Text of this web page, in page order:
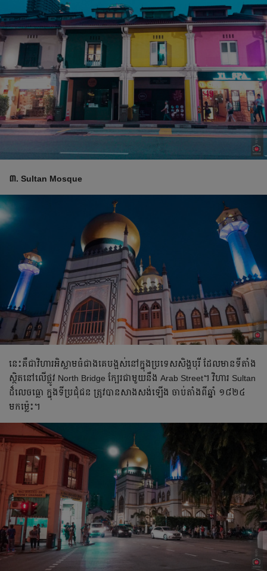
៣​. Sultan Mosque
នេះ​គឺ​ជា​វិហារ​អិស្លាម​​ធំ​ជាង​គេ​បង្អស់​នៅ​ក្នុង​ប្រទេស​សិង្ហបុរី ដែល​មាន​ទីតាំង​
ស្ថិត​នៅ​លើ​ផ្លូវ North Bridge ក្បែរ​ជាមួយ​​នឹង​ Arab Street។ វិហារ Sultan
ដ៏​លេច​ធ្លោ ក្នុង​​​ទីប្រជុំជន ត្រូវ​បាន​សាង​សង់​ឡើង ចាប់​តាំង​ពី​ឆ្នាំ ១៨២៤
មក​ម្ល៉េះ។​